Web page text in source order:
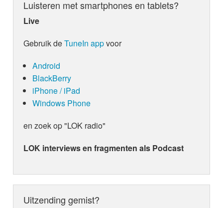
Luisteren met smartphones en tablets?
Live
Gebruik deTuneIn appvoor
Android
BlackBerry
iPhone / iPad
Windows Phone
en zoek op "LOK radio"
LOK interviews en fragmenten als Podcast
Uitzending gemist?